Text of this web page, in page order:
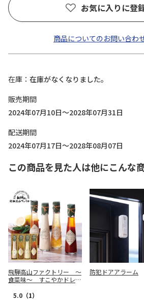
お気に入りに登
商品についてのお問い合わ
在庫
在庫がなくなりました。
販売期間
2024年07月10日～2028年07月31日
配送期間
2024年07月17日～2028年08月07日
この商品を見た人は他にこんな
飛騨高山ファクトリー ～
食菜味～ すこやかドレッ
5.0 （1）
防犯ドアアラーム